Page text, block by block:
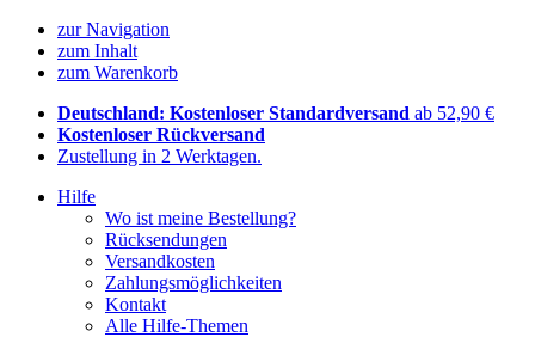
zur Navigation
zum Inhalt
zum Warenkorb
Deutschland: Kostenloser Standardversand ab 52,90 €
Kostenloser Rückversand
Zustellung in 2 Werktagen.
Hilfe
Wo ist meine Bestellung?
Rücksendungen
Versandkosten
Zahlungsmöglichkeiten
Kontakt
Alle Hilfe-Themen